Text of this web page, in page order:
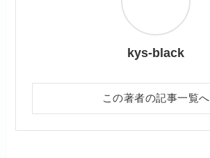
kys-black
この著者の記事一覧へ